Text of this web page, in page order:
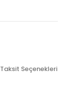
Taksit Seçenekleri